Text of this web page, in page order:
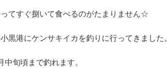
てすぐ捌いて食べるのがたまりません☆
黒港にケンサキイカを釣りに行ってきました
中旬頃まで釣れます。